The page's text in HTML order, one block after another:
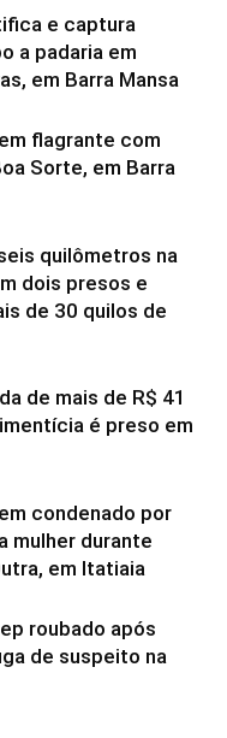
e captura
a padaria em
em Barra Mansa
flagrante com
Sorte, em Barra
quilômetros na
dois presos e
de 30 quilos de
de mais de R$ 41
é preso em
condenado por
mulher durante
em Itatiaia
roubado após
de suspeito na